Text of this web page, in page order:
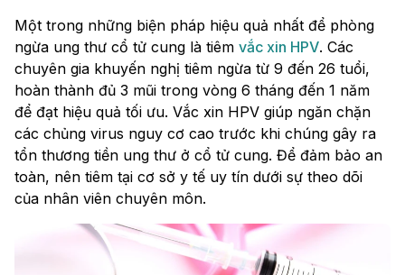
Một trong những biện pháp hiệu quả nhất để phòng
ngừa ung thư cổ tử cung là tiêm vắc xin HPV. Các
chuyên gia khuyến nghị tiêm ngừa từ 9 đến 26 tuổi,
hoàn thành đủ 3 mũi trong vòng 6 tháng đến 1 năm
để đạt hiệu quả tối ưu. Vắc xin HPV giúp ngăn chặn
các chủng virus nguy cơ cao trước khi chúng gây ra
tổn thương tiền ung thư ở cổ tử cung. Để đảm bảo an
toàn, nên tiêm tại cơ sở y tế uy tín dưới sự theo dõi
của nhân viên chuyên môn.